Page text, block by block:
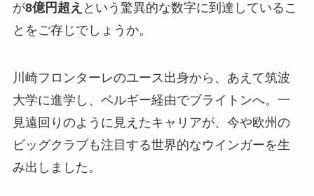
が8億円超え という驚異的な数字に到達しているこ
とをご存じでしょうか。
川崎フロンターレのユース出身から、あえて筑波
大学に進学し、ベルギー経由でブライトンへ。一
見遠回りのように見えたキャリアが、今や欧州の
ビッグクラブも注目する世界的なウインガーを生
み出しました。